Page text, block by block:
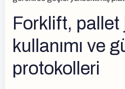
Forklift, pallet
kullanımı ve
protokolleri